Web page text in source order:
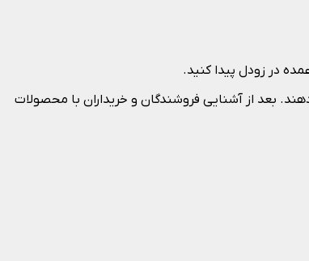
در زودل پیدا کنید.
بعد از آشنایی فروشندگان و خریداران با محصولات